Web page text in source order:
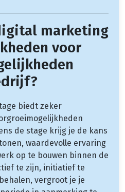
marketing
voor
biedt zeker
de stage krijg je de kans
waardevolle ervaring
op te bouwen binnen de
te zijn, initiatief te
vergroot je je